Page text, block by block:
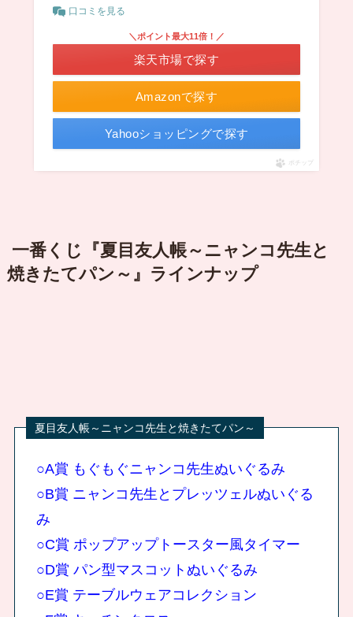
口コミを見る
Amazonで探す
＼ポイント最大11倍！／
楽天市場で探す
Yahooショッピングで探す
ポチップ
一番くじ『夏目友人帳～ニャンコ先生と
焼きたてパン～』ラインナップ
○A賞 もぐもぐニャンコ先生ぬいぐるみ
○B賞 ニャンコ先生とプレッツェルぬいぐる
み
○C賞 ポップアップトースター風タイマー
○D賞 パン型マスコットぬいぐるみ
○E賞 テーブルウェアコレクション